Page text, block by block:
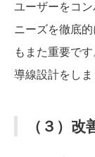
ユーザーをコ
ニーズを徹底
もまた重要で
導線設計をしま
（３）